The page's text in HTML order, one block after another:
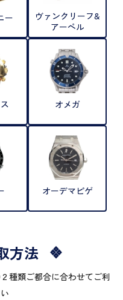
ー
ヴァンクリーフ&
アーペル
オメガ
オーデマピゲ
方法
種類ご都合に合わせてご利